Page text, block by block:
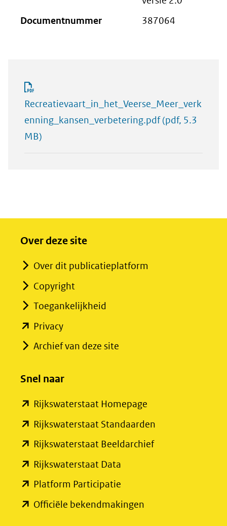
Documentnummer
387064
Recreatievaart_in_het_Veerse_Meer_verk
enning_kansen_verbetering.pdf(pdf, 5.3
MB)
Over deze site
Over dit publicatieplatform
Copyright
Toegankelijkheid
Privacy(opent
in
venster)
naar
een
andere
Archief van deze site
Snel naar
Rijkswaterstaat Homepage
in
Rijkswaterstaat Standaarden
Rijkswaterstaat Beeldarchief(opent
Rijkswaterstaat Data
venster)
Platform Participatie
in
Officiële bekendmakingen